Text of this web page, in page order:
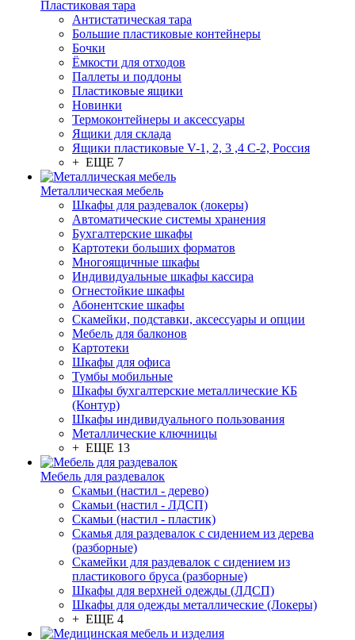
Пластиковая тара
Антистатическая тара
Большие пластиковые контейнеры
Бочки
Ёмкости для отходов
Паллеты и поддоны
Пластиковые ящики
Новинки
Термоконтейнеры и аксессуары
Ящики для склада
Ящики пластиковые V-1, 2, 3 ,4 С-2, Россия
+ ЕЩЕ 7
Металлическая мебель
Шкафы для раздевалок (локеры)
Автоматические системы хранения
Бухгалтерские шкафы
Картотеки больших форматов
Многоящичные шкафы
Индивидуальные шкафы кассира
Огнестойкие шкафы
Абонентские шкафы
Скамейки, подставки, аксессуары и опции
Мебель для балконов
Картотеки
Шкафы для офиса
Тумбы мобильные
Шкафы бухгалтерские металлические КБ
(Контур)
Шкафы индивидуального пользования
Металлические ключницы
+ ЕЩЕ 13
Мебель для раздевалок
Скамьи (настил - дерево)
Скамьи (настил - ЛДСП)
Скамьи (настил - пластик)
Скамья для раздевалок с сидением из дерева
(разборные)
Скамейки для раздевалок с сидением из
пластикового бруса (разборные)
Шкафы для верхней одежды (ЛДСП)
Шкафы для одежды металлические (Локеры)
+ ЕЩЕ 4